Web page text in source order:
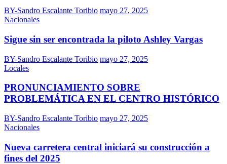
BY-Sandro Escalante Toribio mayo 27, 2025
Nacionales
Sigue sin ser encontrada la piloto Ashley Vargas
BY-Sandro Escalante Toribio mayo 27, 2025
Locales
PRONUNCIAMIENTO SOBRE
PROBLEMÁTICA EN EL CENTRO HISTÓRICO
BY-Sandro Escalante Toribio mayo 27, 2025
Nacionales
Nueva carretera central iniciará su construcción a
fines del 2025